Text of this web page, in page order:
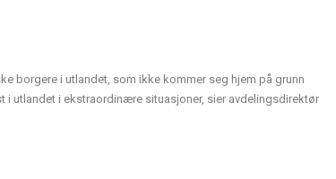
borgere i utlandet, som ikke kommer seg hjem på grunn
i utlandet i ekstraordinære situasjoner, sier avdelingsdirektør